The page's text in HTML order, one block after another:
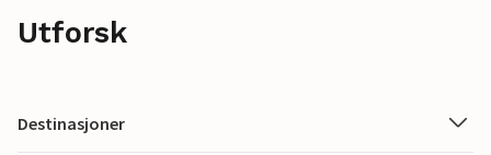
Utforsk
Destinasjoner